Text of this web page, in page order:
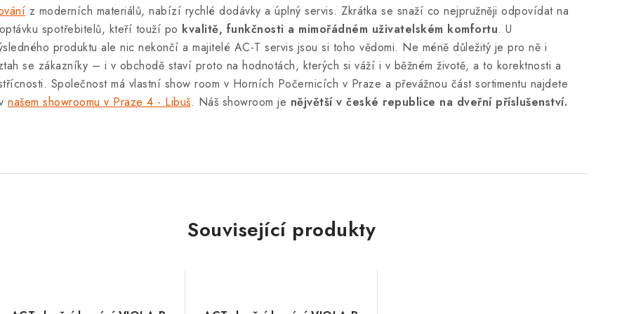
z moderních materiálů, nabízí rychlé dodávky a úplný servis. Zkrátka se snaží co nejpružněji odpovídat na
spotřebitelů, kteří touží po kvalitě, funkčnosti a mimořádném uživatelském komfortu. U
produktu ale nic nekončí a majitelé AC-T servis jsou si toho vědomi. Ne méně důležitý je pro ně i
se zákazníky – i v obchodě staví proto na hodnotách, kterých si váží i v běžném životě, a to korektnosti a
Společnost má vlastní show room v Horních Počernicích v Praze a převážnou část sortimentu najdete
našem showroomu v Praze 4 - Libuš. Náš showroom je nějvětší v české republice na dveřní příslušenství.
Související produkty